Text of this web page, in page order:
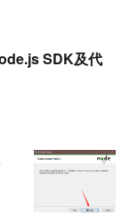
SDK及代